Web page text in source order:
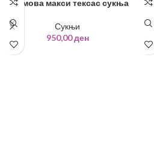
Кремова макси тексас сукња
Сукњи
950,00ден
NEW